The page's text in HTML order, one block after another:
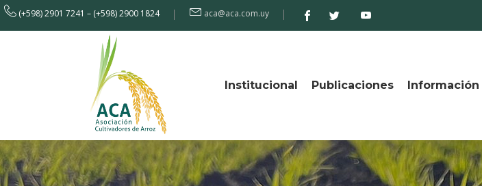
(+598) 2901 7241 – (+598) 2900 1824 aca@aca.com.uy
Institucional Publicaciones